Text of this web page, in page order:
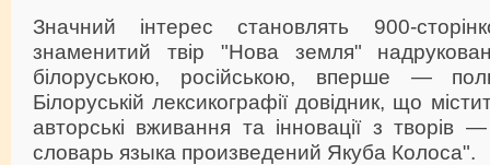
Значний інтерес становлять 900-
знаменитий твір "Нова земля"
білоруською, російською, вперше —
Білоруській лексикографії довідник, що
авторські вживання та інновації з творів
словарь языка произведений Якуба Колоса".